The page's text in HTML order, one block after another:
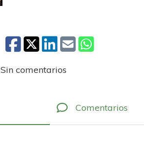
Sin comentarios
Comentarios